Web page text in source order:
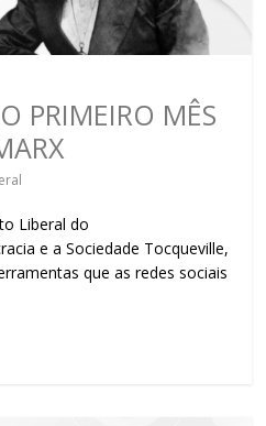
PRIMEIRO MÊS
Liberal do
e a Sociedade Tocqueville,
que as redes sociais